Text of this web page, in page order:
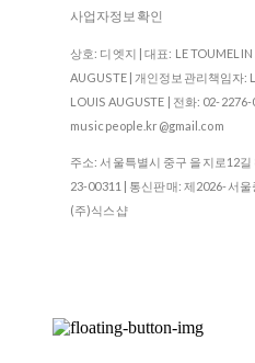
사업자정보확인
상호: 디엣지 | 대표: LE TOUMELIN
AUGUSTE | 개인정보관리책임자:
LOUIS AUGUSTE | 전화: 02-
musicpeople.kr@gmail.com
주소: 서울특별시 중구 을지로12
23-00311 | 통신판매: 제2026-서울
(주)식스샵